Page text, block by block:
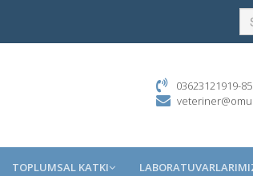
03623121919-
TOPLUMSAL KATKI